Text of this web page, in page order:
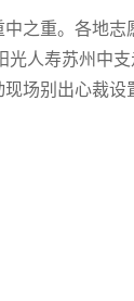
之重。各地
人寿苏州中
场别出心裁设